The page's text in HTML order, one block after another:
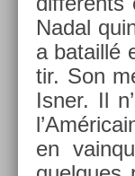
Nadal
a bataillé
tir. Son
Isner. Il
en